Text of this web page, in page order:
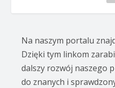
Na naszym portalu
Dzięki tym linkom
dalszy rozwój naszego
do znanych i